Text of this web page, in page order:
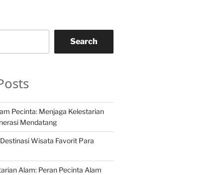
Search
Pecinta: Menjaga Kelestarian
Mendatang
Wisata Favorit Para
Alam: Peran Pecinta Alam